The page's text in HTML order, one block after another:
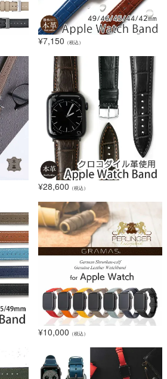
¥7,150 （税込）
¥28,600 （税込）
¥10,000 （税込）